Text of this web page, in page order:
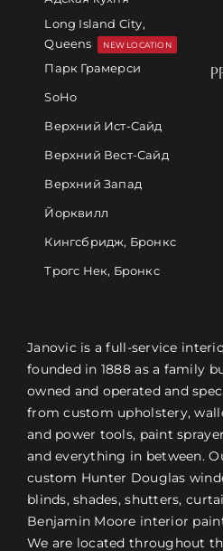
Long Island City,
Queens
NEW LOCATION
Парк Грамерси
SoHo
Верхний Ист-Сайд
Верхний Вест-Сайд
Верхний Запад
Йорквилл
Кингсбридж, Бронкс
Трогс Нек, Бронкс
Janovic is a full-service
founded in 1888 as a family
owned and operated and
from custom upholstery,
and power tools, paint
and everything in between.
custom Hunter Douglas
blinds, shades, shutters,
Benjamin Moore interior
We are located throughout